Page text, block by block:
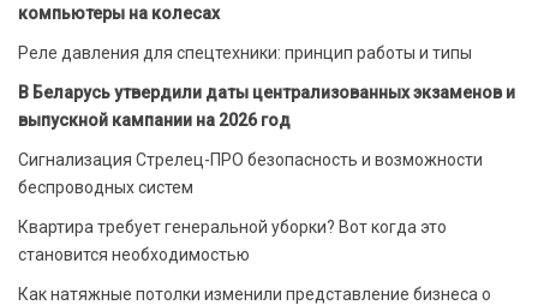
компьютеры на колесах
Реле давления для спецтехники: принцип работы и типы
В Беларусь утвердили даты централизованных экзаменов и
выпускной кампании на 2026 год
Сигнализация Стрелец-ПРО безопасность и возможности
беспроводных систем
Квартира требует генеральной уборки? Вот когда это
становится необходимостью
Как натяжные потолки изменили представление бизнеса о